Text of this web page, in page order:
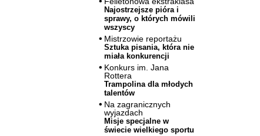
Najostrzejsze pióra i
sprawy, o których mówili
wszyscy
Mistrzowie reportażu
Sztuka pisania, która nie
miała konkurencji
Konkurs im. Jana
Rottera
Trampolina dla młodych
talentów
Na zagranicznych
wyjazdach
Misje specjalne w
świecie wielkiego sportu